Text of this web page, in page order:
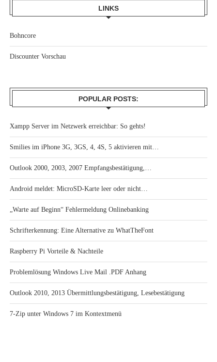
LINKS
Bohncore
Discounter Vorschau
POPULAR POSTS:
Xampp Server im Netzwerk erreichbar: So gehts!
Smilies im iPhone 3G, 3GS, 4, 4S, 5 aktivieren mit…
Outlook 2000, 2003, 2007 Empfangsbestätigung,…
Android meldet: MicroSD-Karte leer oder nicht…
„Warte auf Beginn“ Fehlermeldung Onlinebanking
Schrifterkennung: Eine Alternative zu WhatTheFont
Raspberry Pi Vorteile & Nachteile
Problemlösung Windows Live Mail .PDF Anhang
Outlook 2010, 2013 Übermittlungsbestätigung, Lesebestätigung
7-Zip unter Windows 7 im Kontextmenü